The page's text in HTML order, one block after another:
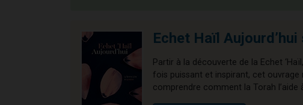
Echet Haïl Aujourd’hui
Partir à la découverte de la Echet
fois puissant et inspirant, cet
comprendre comment la Torah l’aide